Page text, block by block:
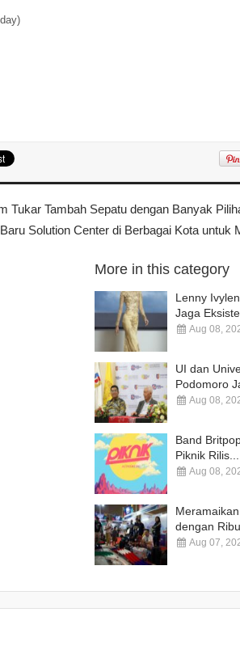
Tukar Tambah Sepatu dengan Banyak
Solution Center di Berbagai Kota untuk
More in this category
Lenny
Jaga
Aug 08,
UI dan
Podomoro
Aug 08,
Band
Piknik Rilis...
Aug 08,
dengan
Aug 07,